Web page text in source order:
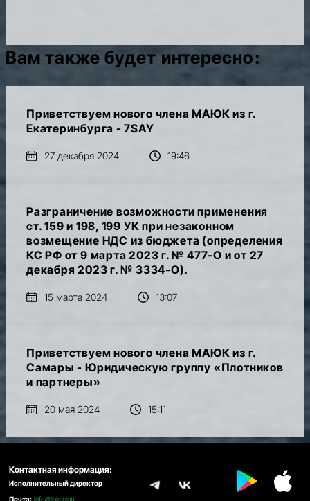
Вам также будет интересно:
Приветствуем нового члена МАЮК из г.
Екатеринбурга - 7SAY
27 декабря 2024 19:46
Разграничение возможности применения
ст. 159 и 198, 199 УК при незаконном
возмещение НДС из бюджета (определения
КС РФ от 9 марта 2023 г. № 477-О и от 27
декабря 2023 г. № 3334-О).
15 марта 2024 13:07
Приветствуем нового члена МАЮК из г.
Самары - Юридическую группу «Плотников
и партнеры»
20 мая 2024 15:11
Контактная информация:
Исполнительный директор
Почта: info@ialc.club